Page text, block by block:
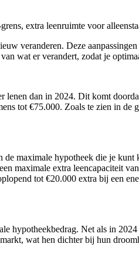
extra leenruimte voor
veranderen. Deze
wat er verandert, zodat je
lenen dan in 2024. Dit komt
tot €75.000. Zoals te zien in
maximale hypotheek die je
maximale extra leencapaciteit
tot €20.000 extra bij een
hypotheekbedrag. Net als in
wat hen dichter bij hun